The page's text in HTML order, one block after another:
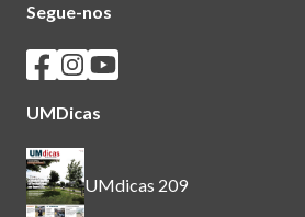
Segue-nos
Seguir os SASUM no Facebook
Seguir os SASUM no Instagram
Seguir os SASUM no Youtube
UMDicas
UMdicas 209